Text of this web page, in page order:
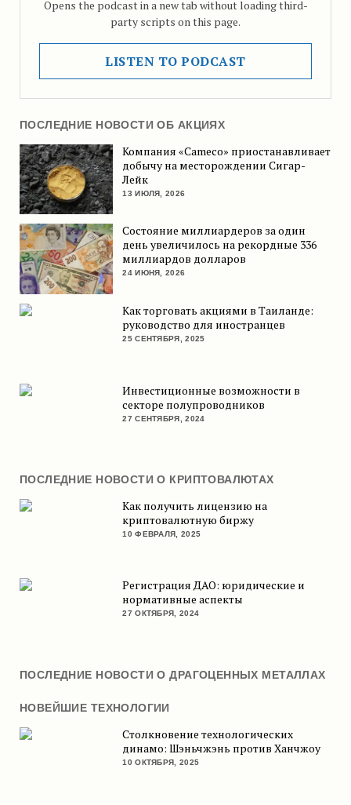
Opens the podcast in a new tab without loading third-
party scripts on this page.
LISTEN TO PODCAST
ПОСЛЕДНИЕ НОВОСТИ ОБ АКЦИЯХ
Компания «Cameco» приостанавливает
добычу на месторождении Сигар-
Лейк
13 ИЮЛЯ, 2026
Состояние миллиардеров за один
день увеличилось на рекордные 336
миллиардов долларов
24 ИЮНЯ, 2026
Как торговать акциями в Таиланде:
руководство для иностранцев
25 СЕНТЯБРЯ, 2025
Инвестиционные возможности в
секторе полупроводников
27 СЕНТЯБРЯ, 2024
ПОСЛЕДНИЕ НОВОСТИ О КРИПТОВАЛЮТАХ
Как получить лицензию на
криптовалютную биржу
10 ФЕВРАЛЯ, 2025
Регистрация ДАО: юридические и
нормативные аспекты
27 ОКТЯБРЯ, 2024
ПОСЛЕДНИЕ НОВОСТИ О ДРАГОЦЕННЫХ МЕТАЛЛАХ
НОВЕЙШИЕ ТЕХНОЛОГИИ
Столкновение технологических
динамо: Шэньчжэнь против Ханчжоу
10 ОКТЯБРЯ, 2025